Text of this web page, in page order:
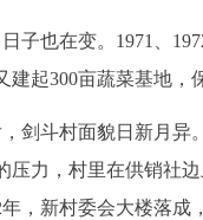
子也在变。1971、
建起300亩蔬菜基地，
剑斗村面貌日新月异
压力，村里在供销社
，新村委会大楼落